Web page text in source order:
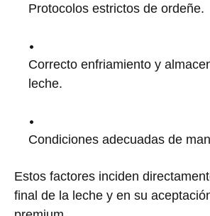
Protocolos estrictos de ordeñe.
Correcto enfriamiento y
leche.
Condiciones adecuadas de
Estos factores inciden
final de la leche y en su